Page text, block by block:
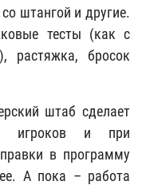
штангой и другие.
тесты (как с
растяжка, бросок
штаб сделает
игроков и при
в программу
А пока – работа